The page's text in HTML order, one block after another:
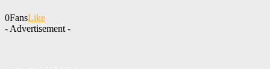
0FansLike
- Advertisement -